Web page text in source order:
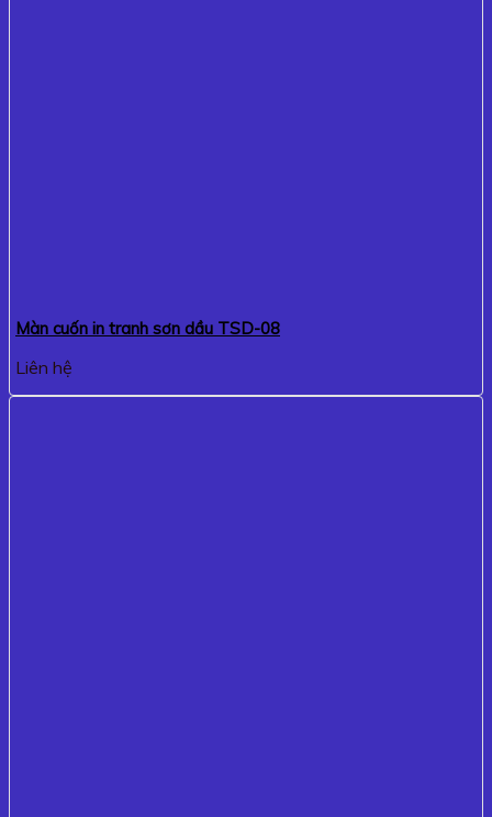
Màn cuốn in tranh sơn dầu TSD-08
Liên hệ